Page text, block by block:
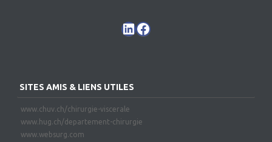
SITES AMIS & LIENS UTILES
www.chuv.ch/chirurgie-viscerale
www.hug.ch/departement-chirurgie
www.websurg.com